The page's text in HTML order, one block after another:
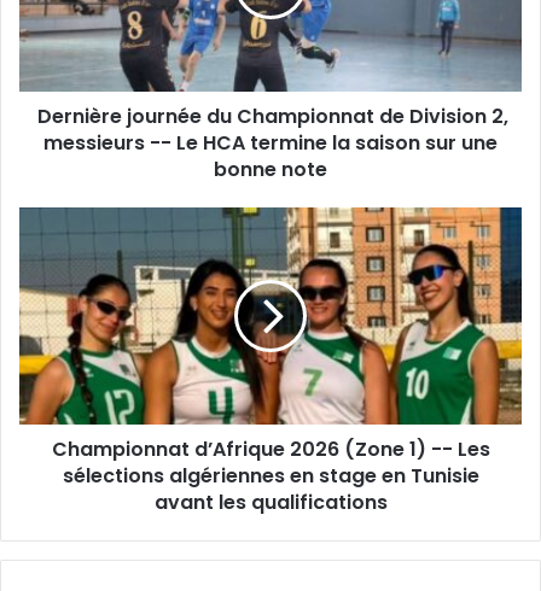
Division
2,
messieurs
-
sur
une
bonne
note
Dernière journée du Championnat de Division 2,
messieurs -- Le HCA termine la saison sur une
bonne note
(Zone
1)
-
-
Les
sélections
algériennes
Tunisie
Championnat d’Afrique 2026 (Zone 1) -- Les
sélections algériennes en stage en Tunisie
avant les qualifications